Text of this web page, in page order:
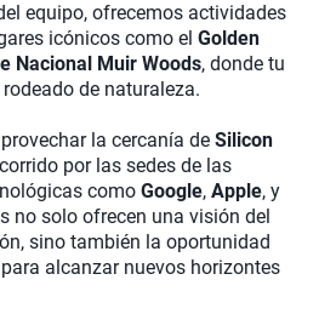
equipo, ofrecemos actividades
icónicos como el Golden
Nacional Muir Woods, donde tu
de naturaleza.
la cercanía de Silicon
por las sedes de las
como Google, Apple, y
no solo ofrecen una visión del
sino también la oportunidad
alcanzar nuevos horizontes